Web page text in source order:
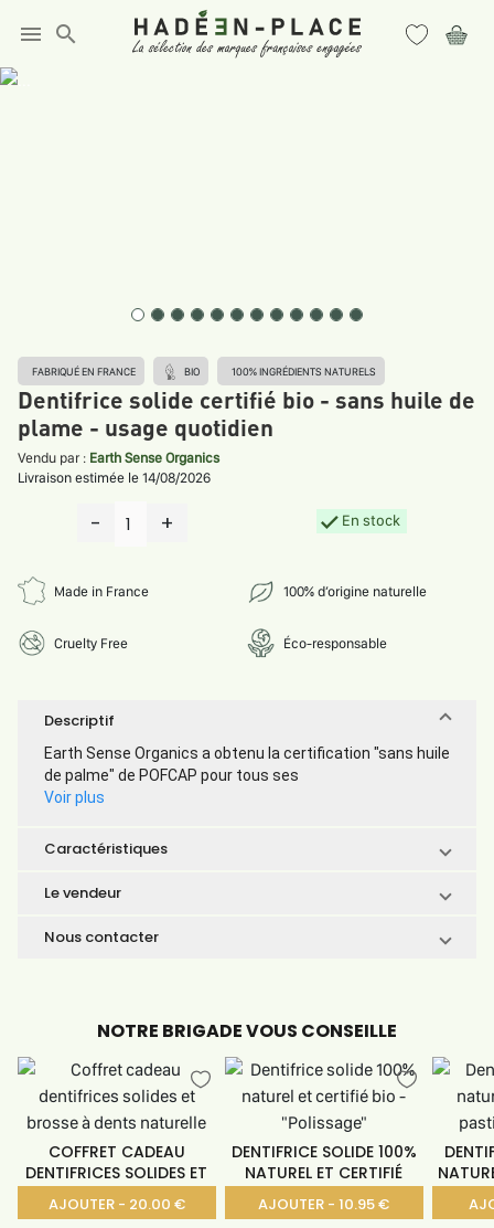
menu search
FABRIQUÉ EN FRANCE BIO 100% INGRÉDIENTS NATURELS
Dentifrice solide certifié bio - sans huile de
plame - usage quotidien
Vendu par : Earth Sense Organics
Livraison estimée le 14/08/2026
Made in France 100% d’origine naturelle
Cruelty Free Éco-responsable
- 1 + En stock
Descriptif
Earth Sense Organics a obtenu la certification "sans huile
de palme" de POFCAP pour tous ses
Voir plus
Caractéristiques
Le vendeur
Nous contacter
NOTRE BRIGADE VOUS CONSEILLE
COFFRET CADEAU
DENTIFRICES SOLIDES ET
AJOUTER - 20.00 €
DENTIFRICE SOLIDE 100%
NATUREL ET CERTIFIÉ
AJOUTER - 10.95 €